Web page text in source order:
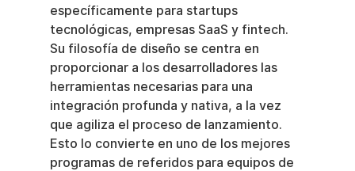
específicamente para startups
tecnológicas, empresas SaaS y fintech.
Su filosofía de diseño se centra en
proporcionar a los desarrolladores las
herramientas necesarias para una
integración profunda y nativa, a la vez
que agiliza el proceso de lanzamiento.
Esto lo convierte en uno de los mejores
programas de referidos para equipos de